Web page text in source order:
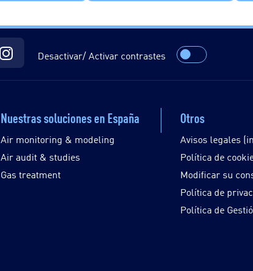
Desactivar/ Activar contrastes
Nuestras soluciones en España
Air monitoring & modeling
Air audit & studies
Gas treatment
Otros
Avisos legales
Política de
Modificar su
Política de
Política de